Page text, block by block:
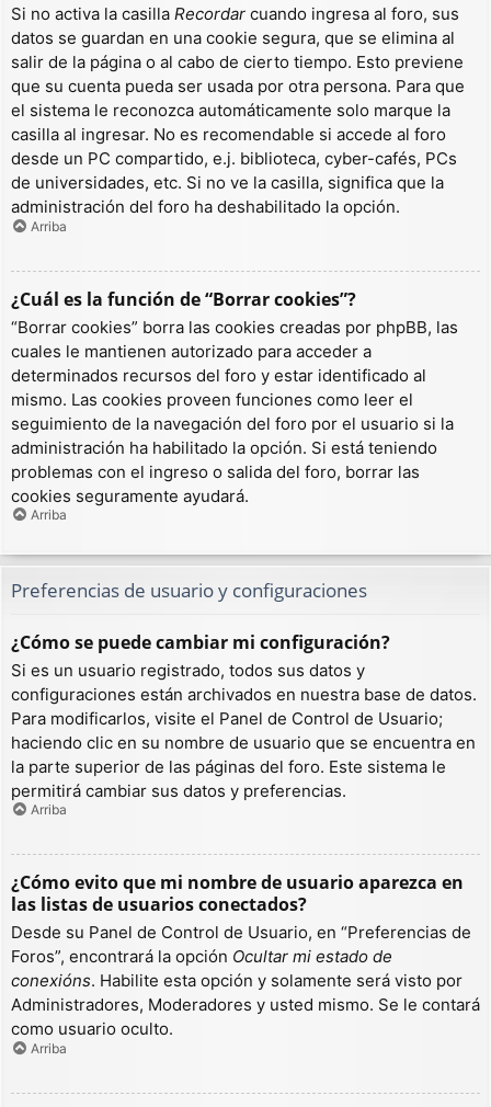
Si no activa la casilla Recordar cuando ingresa al foro, sus
datos se guardan en una cookie segura, que se elimina al
salir de la página o al cabo de cierto tiempo. Esto previene
que su cuenta pueda ser usada por otra persona. Para que
el sistema le reconozca automáticamente solo marque la
casilla al ingresar. No es recomendable si accede al foro
desde un PC compartido, e.j. biblioteca, cyber-cafés, PCs
de universidades, etc. Si no ve la casilla, significa que la
administración del foro ha deshabilitado la opción.
Arriba
¿Cuál es la función de “Borrar cookies”?
“Borrar cookies” borra las cookies creadas por phpBB, las
cuales le mantienen autorizado para acceder a
determinados recursos del foro y estar identificado al
mismo. Las cookies proveen funciones como leer el
seguimiento de la navegación del foro por el usuario si la
administración ha habilitado la opción. Si está teniendo
problemas con el ingreso o salida del foro, borrar las
cookies seguramente ayudará.
Arriba
Preferencias de usuario y configuraciones
¿Cómo se puede cambiar mi configuración?
Si es un usuario registrado, todos sus datos y
configuraciones están archivados en nuestra base de datos.
Para modificarlos, visite el Panel de Control de Usuario;
haciendo clic en su nombre de usuario que se encuentra en
la parte superior de las páginas del foro. Este sistema le
permitirá cambiar sus datos y preferencias.
Arriba
¿Cómo evito que mi nombre de usuario aparezca en
las listas de usuarios conectados?
Desde su Panel de Control de Usuario, en “Preferencias de
Foros”, encontrará la opción Ocultar mi estado de
conexións. Habilite esta opción y solamente será visto por
Administradores, Moderadores y usted mismo. Se le contará
como usuario oculto.
Arriba